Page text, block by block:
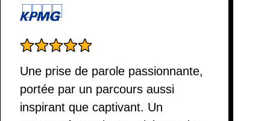
Une prise de parole passionnante,
portée par un parcours aussi
inspirant que captivant. Un